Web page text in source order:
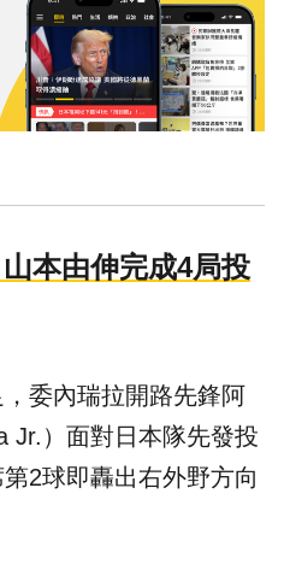
本由伸完成4局投
委內瑞拉開路先鋒阿
Jr.）面對日本隊先發投
2球即轟出右外野方向